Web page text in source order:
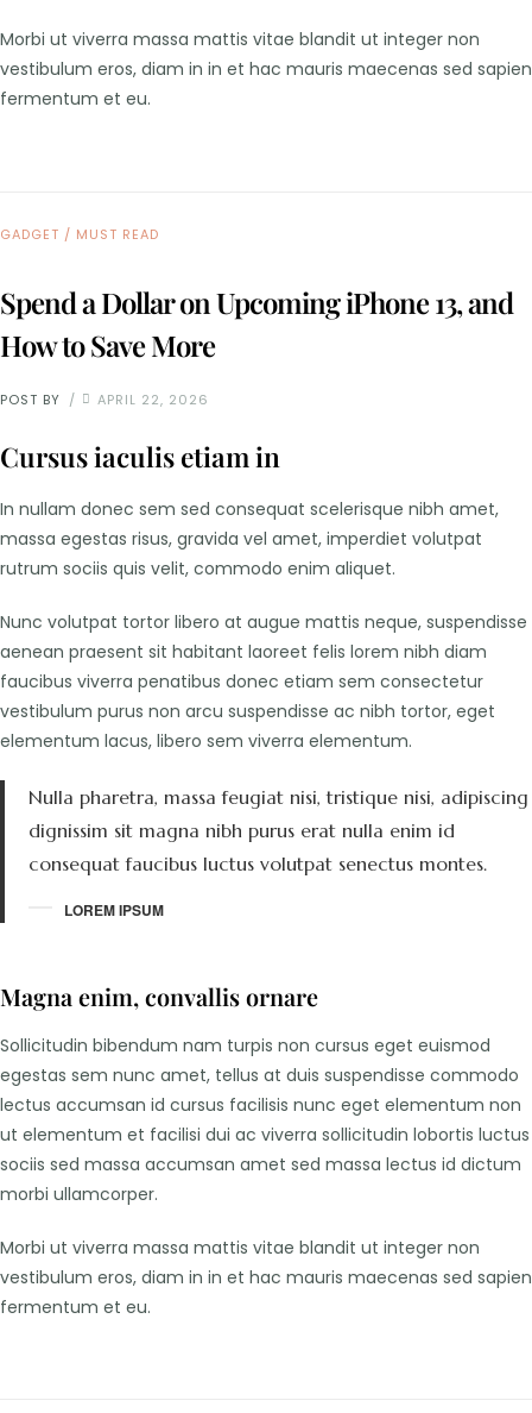
Morbi ut viverra massa mattis vitae blandit ut integer non
vestibulum eros, diam in in et hac mauris maecenas sed sapien
fermentum et eu.
GADGET / MUST READ
Spend a Dollar on Upcoming iPhone 13, and
How to Save More
POST BY APRIL 22, 2026
Cursus iaculis etiam in
In nullam donec sem sed consequat scelerisque nibh amet,
massa egestas risus, gravida vel amet, imperdiet volutpat
rutrum sociis quis velit, commodo enim aliquet.
Nunc volutpat tortor libero at augue mattis neque, suspendisse
aenean praesent sit habitant laoreet felis lorem nibh diam
faucibus viverra penatibus donec etiam sem consectetur
vestibulum purus non arcu suspendisse ac nibh tortor, eget
elementum lacus, libero sem viverra elementum.
Nulla pharetra, massa feugiat nisi, tristique nisi, adipiscing
dignissim sit magna nibh purus erat nulla enim id
consequat faucibus luctus volutpat senectus montes.
LOREM IPSUM
Magna enim, convallis ornare
Sollicitudin bibendum nam turpis non cursus eget euismod
egestas sem nunc amet, tellus at duis suspendisse commodo
lectus accumsan id cursus facilisis nunc eget elementum non
ut elementum et facilisi dui ac viverra sollicitudin lobortis luctus
sociis sed massa accumsan amet sed massa lectus id dictum
morbi ullamcorper.
Morbi ut viverra massa mattis vitae blandit ut integer non
vestibulum eros, diam in in et hac mauris maecenas sed sapien
fermentum et eu.